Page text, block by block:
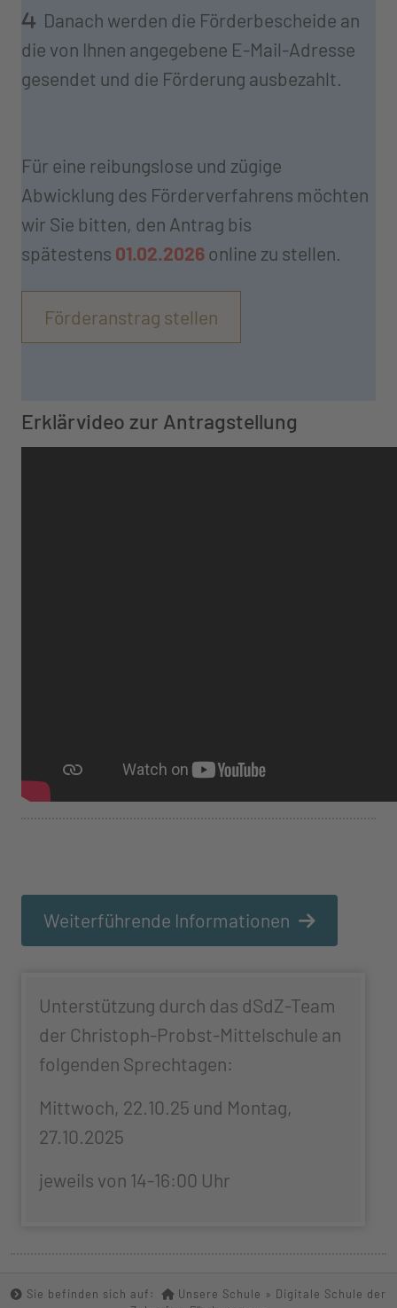
Danach werden die Förderbescheide an
die von Ihnen angegebene E-Mail-Adresse
gesendet und die Förderung ausbezahlt.
Für eine reibungslose und zügige
Abwicklung des Förderverfahrens möchten
wir Sie bitten, den Antrag bis
spätestens 01.02.2026 online zu stellen.
Förderanstrag stellen
Erklärvideo zur Antragstellung
Weiterführende Informationen
Unterstützung durch das dSdZ-Team
der Christoph-Probst-Mittelschule an
folgenden Sprechtagen:
Mittwoch, 22.10.25 und Montag,
27.10.2025
jeweils von 14-16:00 Uhr
Sie befinden sich auf: Unsere Schule » Digitale Schule der